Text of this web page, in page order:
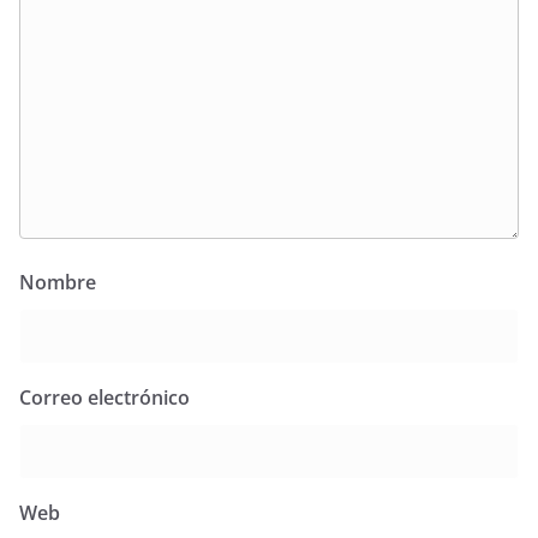
Nombre
Correo electrónico
Web